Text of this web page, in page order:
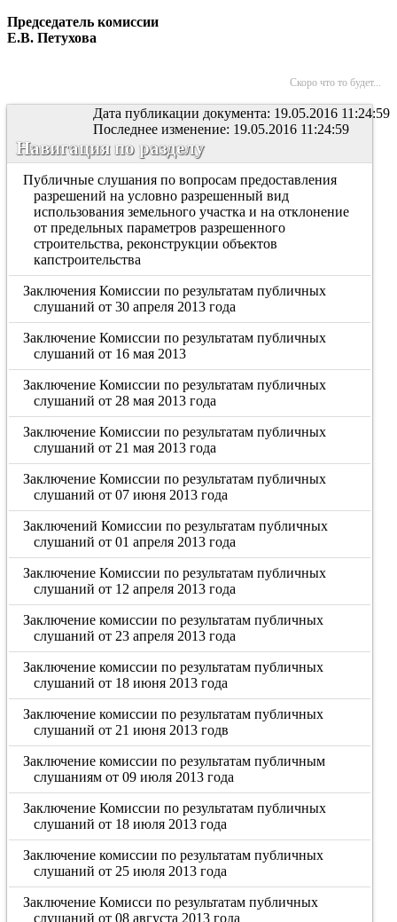
Председатель комиссии
Е.В. Петухова
Скоро что то будет...
Дата публикации документа: 19.05.2016 11:24:59
Последнее изменение: 19.05.2016 11:24:59
Навигация по разделу
Публичные слушания по вопросам предоставления
разрешений на условно разрешенный вид
использования земельного участка и на отклонение
от предельных параметров разрешенного
строительства, реконструкции объектов
капстроительства
Заключения Комиссии по результатам публичных
слушаний от 30 апреля 2013 года
Заключение Комиссии по результатам публичных
слушаний от 16 мая 2013
Заключение Комиссии по результатам публичных
слушаний от 28 мая 2013 года
Заключение Комиссии по результатам публичных
слушаний от 21 мая 2013 года
Заключение Комиссии по результатам публичных
слушаний от 07 июня 2013 года
Заключений Комиссии по результатам публичных
слушаний от 01 апреля 2013 года
Заключение Комиссии по результатам публичных
слушаний от 12 апреля 2013 года
Заключение комиссии по результатам публичных
слушаний от 23 апреля 2013 года
Заключение комиссии по результатам публичных
слушаний от 18 июня 2013 года
Заключение комиссии по результатам публичных
слушаний от 21 июня 2013 годв
Заключение комиссии по результатам публичным
слушаниям от 09 июля 2013 года
Заключение Комиссии по результатам публичных
слушаний от 18 июля 2013 года
Заключение комиссии по результатам публичных
слушаний от 25 июля 2013 года
Заключение Комисси по результатам публичных
слушаний от 08 августа 2013 года